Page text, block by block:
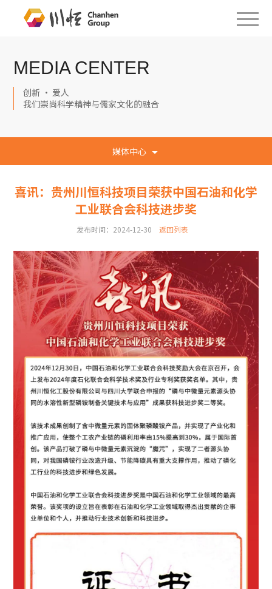
MEDIA CENTER
创新 · 爱人
我们崇尚科学精神与儒家文化的融合
媒体中心
喜讯：贵州川恒科技项目荣获中国石油和化学
工业联合会科技进步奖
发布时间：2024-12-30 返回列表